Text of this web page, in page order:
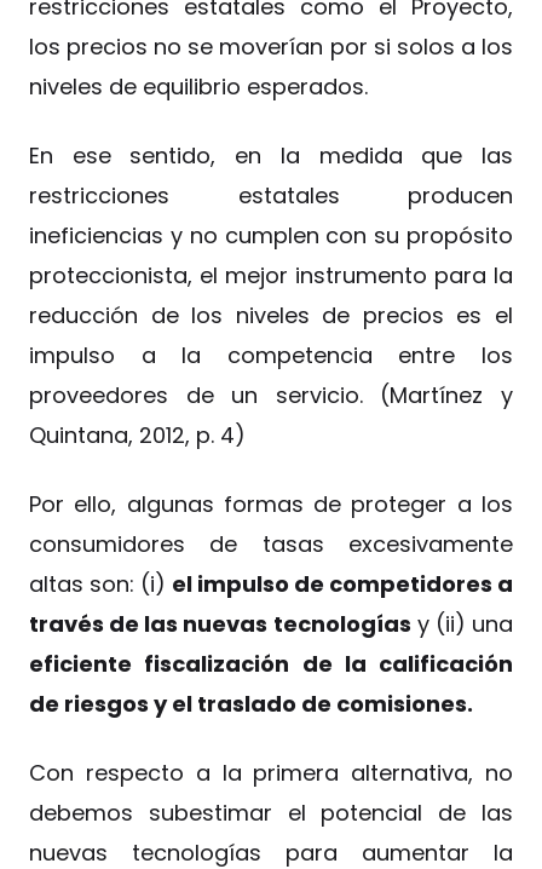
restricciones estatales como el Proyecto,
los precios no se moverían por si solos a los
niveles de equilibrio esperados.
En ese sentido, en la medida que las
restricciones estatales producen
ineficiencias y no cumplen con su propósito
proteccionista, el mejor instrumento para la
reducción de los niveles de precios es el
impulso a la competencia entre los
proveedores de un servicio. (Martínez y
Quintana, 2012, p. 4)
Por ello, algunas formas de proteger a los
consumidores de tasas excesivamente
altas son: (i) el impulso de competidores a
través de las nuevas tecnologías y (ii) una
eficiente fiscalización de la calificación
de riesgos y el traslado de comisiones.
Con respecto a la primera alternativa, no
debemos subestimar el potencial de las
nuevas tecnologías para aumentar la